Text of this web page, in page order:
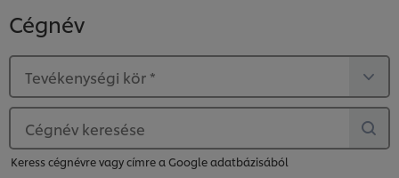
Cégnév
Tevékenységi kör *
Cégnév keresése
Keress cégnévre vagy címre a Google adatbázisából